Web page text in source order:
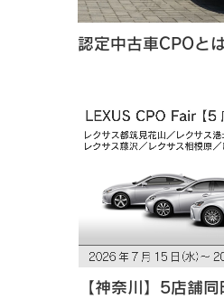
認定中古車CPOと
【神奈川】5店舗